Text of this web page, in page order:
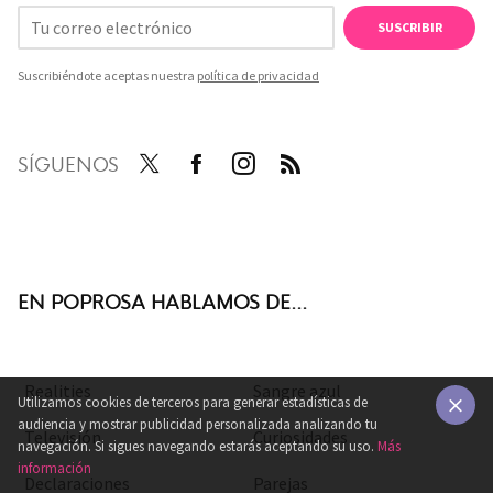
SUSCRIBIR
Suscribiéndote aceptas nuestra política de privacidad
SÍGUENOS
EN POPROSA HABLAMOS DE...
Realities Sangre azul
Televisión Curiosidades
Declaraciones Parejas
Utilizamos cookies de terceros para generar estadísticas de
audiencia y mostrar publicidad personalizada analizando tu
navegación. Si sigues navegando estarás aceptando su uso. Más
información